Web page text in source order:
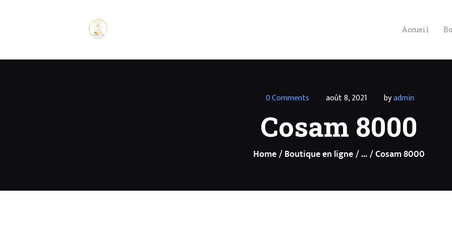
Accueil
0Comments août 8, 2021 byadmin
Cosam 8000
Home Boutique en ligne ... Cosam 8000
LIGNE
PRÉPARATION
SÉANCE
D’HYPNOSE
SPIRITUELLE